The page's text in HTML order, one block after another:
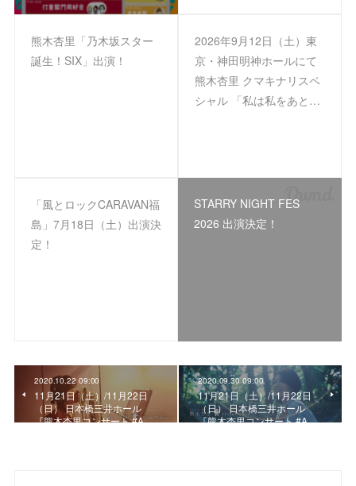
熊木杏里「乃木坂スター
誕生！SIX」出演！
2026年9月12日（土）東
京・神田明神ホールにて
熊木杏里 クマキナリスペ
シャル 「私は私をあと…
「風とロックCARAVAN福
島」7月18日（土）出演決
定！
STARRY NIGHT FES
2026 出演決定！
2020.10.22 09:00
11月21日（土）/11月22日
（日） 日本橋三井ホール
『熊木杏里コンサート #A…
2020.09.30 09:00
11月21日（土）/11月22日
（日） 日本橋三井ホール
『熊木杏里コンサート #A…